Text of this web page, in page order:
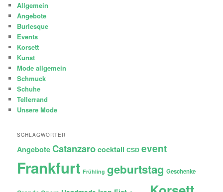
Allgemein
Angebote
Burlesque
Events
Korsett
Kunst
Mode allgemein
Schmuck
Schuhe
Tellerrand
Unsere Mode
SCHLAGWÖRTER
Angebote Catanzaro cocktail CSD event
Frankfurt Frühling geburtstag Geschenke